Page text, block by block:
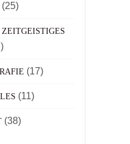
(25)
(17)
(11)
(38)